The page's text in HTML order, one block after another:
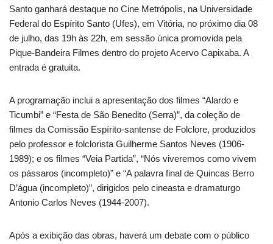
Santo ganhará destaque no Cine Metrópolis, na Universidade
Federal do Espírito Santo (Ufes), em Vitória, no próximo dia 08
de julho, das 19h às 22h, em sessão única promovida pela
Pique-Bandeira Filmes dentro do projeto Acervo Capixaba. A
entrada é gratuita.
A programação inclui a apresentação dos filmes “Alardo e
Ticumbi” e “Festa de São Benedito (Serra)”, da coleção de
filmes da Comissão Espírito-santense de Folclore, produzidos
pelo professor e folclorista Guilherme Santos Neves (1906-
1989); e os filmes “Veia Partida”, “Nós viveremos como vivem
os pássaros (incompleto)” e “A palavra final de Quincas Berro
D’água (incompleto)”, dirigidos pelo cineasta e dramaturgo
Antonio Carlos Neves (1944-2007).
Após a exibição das obras, haverá um debate com o público